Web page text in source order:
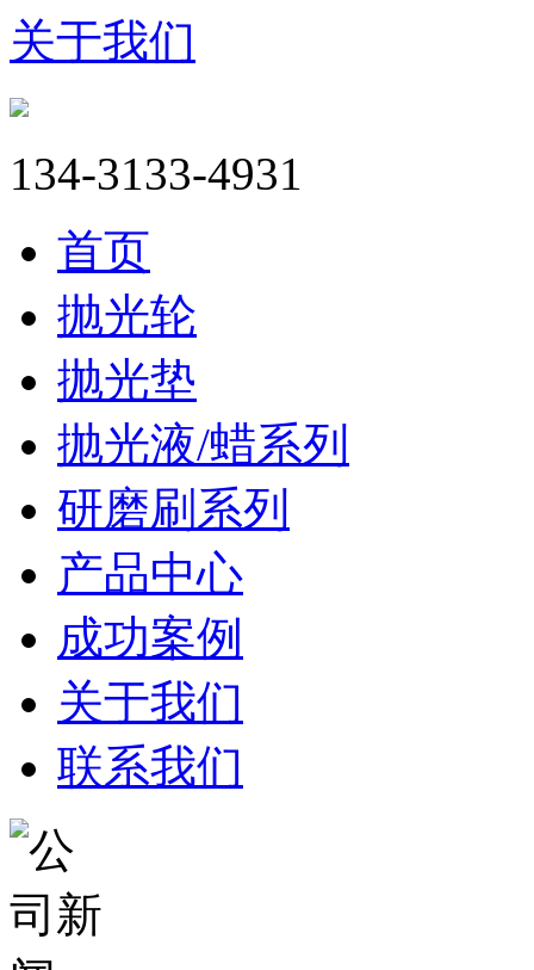
关于我们
134-3133-4931
首页
抛光轮
抛光垫
抛光液/蜡系列
研磨刷系列
产品中心
成功案例
关于我们
联系我们